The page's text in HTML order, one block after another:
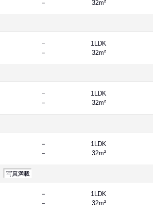
－
32m²
－
－
1LDK
32m²
－
－
1LDK
32m²
－
－
1LDK
32m²
写真満載
－
－
1LDK
32m²